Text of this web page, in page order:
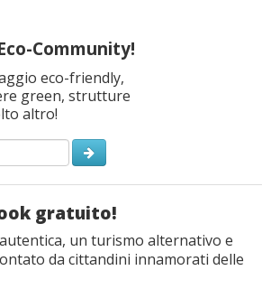
Community!
eco-friendly,
green, strutture
altro!
gratuito!
un turismo alternativo e
da cittandini innamorati delle